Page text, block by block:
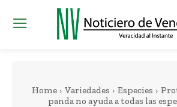
Home Variedades Especies
panda no ayuda a todas las